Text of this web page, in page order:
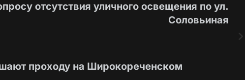
отсутствия уличного освещения по ул.
Соловьиная
проходу на Широкореченском